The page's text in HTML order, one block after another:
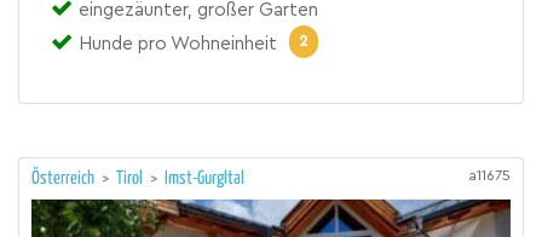
eingezäunter, großer Garten
Hunde pro Wohneinheit
2
Österreich > Tirol > Imst-Gurgltal a11675